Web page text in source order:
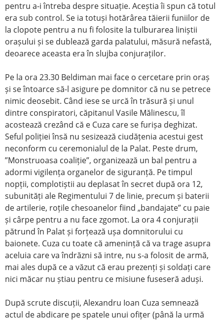
pentru a-i întreba despre situație. Aceștia îi spun că totul
era sub control. Se ia totuși hotărârea tăierii funiilor de
la clopote pentru a nu fi folosite la tulburarea liniștii
orașului și se dublează garda palatului, măsură nefastă,
deoarece aceasta era în slujba conjuraților.
Pe la ora 23.30 Beldiman mai face o cercetare prin oraș
și se întoarce să-l asigure pe domnitor că nu se petrece
nimic deosebit. Când iese se urcă în trăsură și unul
dintre conspiratori, căpitanul Vasile Mălinescu, îl
acostează crezând că e Cuza care se furișa deghizat.
Seful poliției însă nu sesizează ciudățenia acestui gest
neconform cu ceremonialul de la Palat. Peste drum,
”Monstruoasa coaliție”, organizează un bal pentru a
adormi vigilența organelor de siguranță. Pe timpul
nopții, complotiștii au deplasat în secret după ora 12,
subunități ale Regimentului 7 de linie, precum și baterii
de artilerie, roțile chesoanelor fiind „bandajate” cu paie
și cârpe pentru a nu face zgomot. La ora 4 conjurații
pătrund în Palat și forțează ușa domnitorului cu
baionete. Cuza cu toate că amenință că va trage asupra
aceluia care va îndrăzni să intre, nu s-a folosit de armă,
mai ales după ce a văzut că erau prezenți și soldați care
nici măcar nu știau pentru ce misiune fuseseră aduși.
După scrute discuții, Alexandru Ioan Cuza semnează
actul de abdicare pe spatele unui ofițer (până la urmă